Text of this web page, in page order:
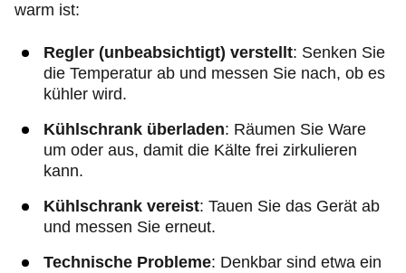
warm ist:
Regler (unbeabsichtigt) verstellt: Senken Sie
die Temperatur ab und messen Sie nach, ob es
kühler wird.
Kühlschrank überladen: Räumen Sie Ware
um oder aus, damit die Kälte frei zirkulieren
kann.
Kühlschrank vereist: Tauen Sie das Gerät ab
und messen Sie erneut.
Technische Probleme: Denkbar sind etwa ein